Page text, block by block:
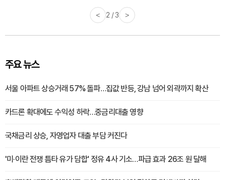
< 3 / 3 >
주요 뉴스
서울 아파트 상승거래 57% 돌파…집값 반등, 강남 넘어 외곽까지 확산
카드론 확대에도 수익성 하락…중금리대출 영향
국채금리 상승, 자영업자 대출 부담 커진다
'미·이란 전쟁 틈타 유가 담합' 정유 4사 기소…파급 효과 26조 원 달해